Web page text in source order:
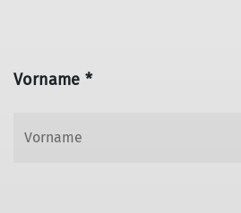
Vorname *